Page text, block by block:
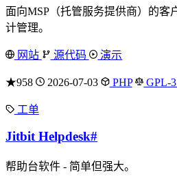
面向MSP（托管服务提供商）的客
计管理。
网站 源代码 演示
★958 2026-07-03 PHP GPL-
工单
Jitbit Helpdesk#
帮助台软件 - 简单但强大。